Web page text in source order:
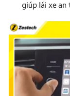
giúp lái xe an